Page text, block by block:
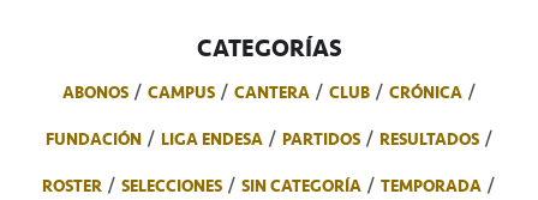
CATEGORÍAS
ABONOS CAMPUS CANTERA CLUB
CRÓNICA
FUNDACIÓN
LIGA ENDESA PARTIDOS
RESULTADOS
ROSTER
SELECCIONES SIN CATEGORÍA
TEMPORADA